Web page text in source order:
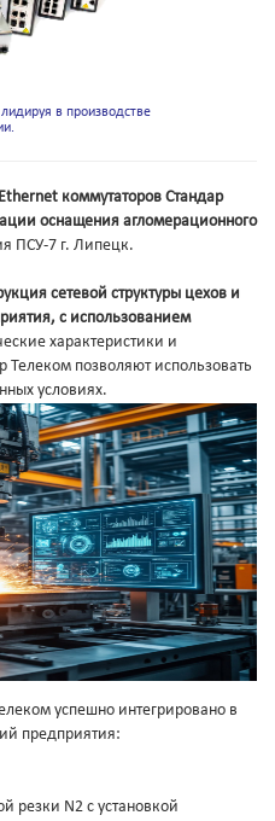
в производстве
коммутаторов Стандар
оснащения агломерационного
ПСУ-7 г. Липецк.
сетевой структуры цехов и
с использованием
характеристики и
Телеком позволяют использовать
условиях.
успешно интегрировано в
предприятия:
резки N2 с установкой